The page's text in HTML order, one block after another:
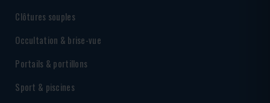
Clôtures souples
Occultation & brise-vue
Portails & portillons
Sport & piscines